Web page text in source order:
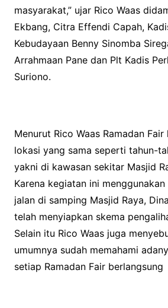
masyarakat,” ujar Rico Waas
Ekbang, Citra Effendi Capah,
Kebudayaan Benny Sinomba
Arrahmaan Pane dan Plt Kadis
Suriono.
Menurut Rico Waas Ramadan
lokasi yang sama seperti tahun-
yakni di kawasan sekitar Masjid
Karena kegiatan ini
jalan di samping Masjid Raya,
telah menyiapkan skema
Selain itu Rico Waas juga
umumnya sudah memahami
setiap Ramadan Fair berlangsung